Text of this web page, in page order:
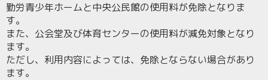
勤労青少年ホームと中央公民館の使用料が免除となりま
す。
また、公会堂及び体育センターの使用料が減免対象となり
ます。
ただし、利用内容によっては、免除とならない場合があり
ます。